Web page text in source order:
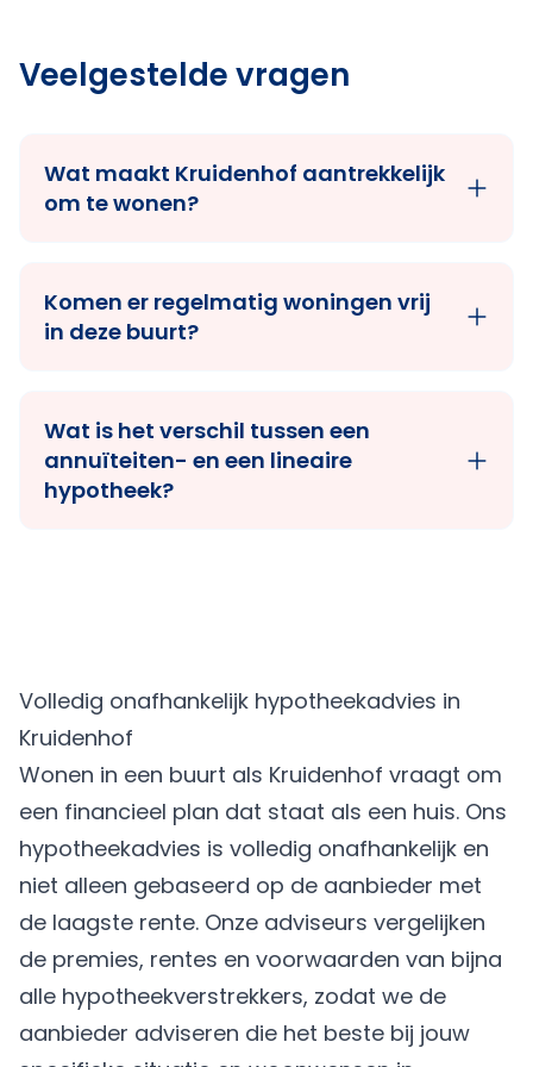
Veelgestelde vragen
Wat maakt Kruidenhof aantrekkelijk
om te wonen?
Komen er regelmatig woningen vrij
in deze buurt?
Wat is het verschil tussen een
annuïteiten- en een lineaire
hypotheek?
Volledig onafhankelijk hypotheekadvies in
Kruidenhof
Wonen in een buurt als Kruidenhof vraagt om
een financieel plan dat staat als een huis. Ons
hypotheekadvies is volledig onafhankelijk en
niet alleen gebaseerd op de aanbieder met
de laagste rente. Onze adviseurs vergelijken
de premies, rentes en voorwaarden van bijna
alle hypotheekverstrekkers, zodat we de
aanbieder adviseren die het beste bij jouw